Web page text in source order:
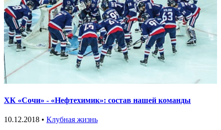
ХК «Сочи» - «Нефтехимик»: состав нашей команды
10.12.2018 • Клубная жизнь